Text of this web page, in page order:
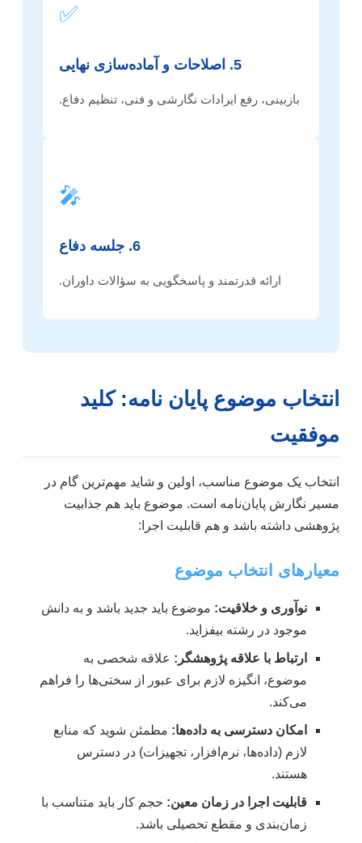
✅
5. اصلاحات و آماده‌سازی نهایی
بازبینی، رفع ایرادات نگارشی و فنی، تنظیم دفاع.
🎤
6. جلسه دفاع
ارائه قدرتمند و پاسخگویی به سؤالات داوران.
انتخاب موضوع پایان نامه: کلید
موفقیت
انتخاب یک موضوع مناسب، اولین و شاید مهم‌ترین گام در
مسیر نگارش پایان‌نامه است. موضوع باید هم جذابیت
پژوهشی داشته باشد و هم قابلیت اجرا:
معیارهای انتخاب موضوع
نوآوری و خلاقیت: موضوع باید جدید باشد و به دانش
موجود در رشته بیفزاید.
ارتباط با علاقه پژوهشگر: علاقه شخصی به
موضوع، انگیزه لازم برای عبور از سختی‌ها را فراهم
می‌کند.
امکان دسترسی به داده‌ها: مطمئن شوید که منابع
لازم (داده‌ها، نرم‌افزار، تجهیزات) در دسترس
هستند.
قابلیت اجرا در زمان معین: حجم کار باید متناسب با
زمان‌بندی و مقطع تحصیلی باشد.